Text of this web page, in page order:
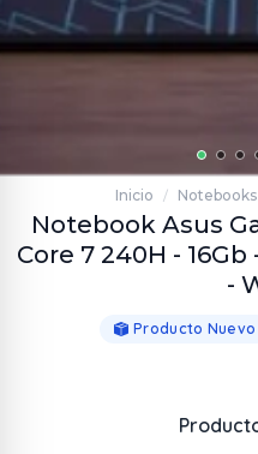
Inicio / Notebooks
Notebook Asus
Core 7 240H -
-
Producto Nuevo